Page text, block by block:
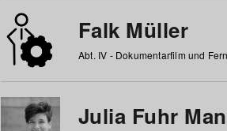
Falk Müller
Abt. IV - Dokumentarfilm und
Julia Fuhr